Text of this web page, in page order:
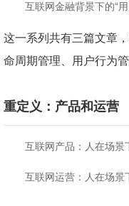
互联网金融背景下的“用
这一系列共有三篇文章
命周期管理、用户行为
重定义：产品和运营
互联网产品：人在场景
互联网运营：人在场景